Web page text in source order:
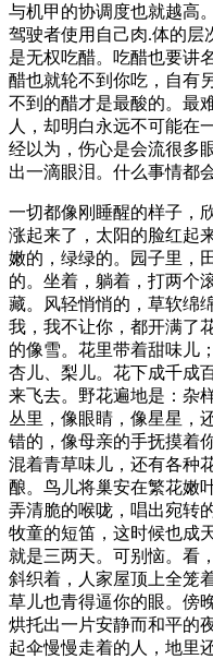
与机甲的协调度也就越高
驾驶者使用自己肉.体的层
是无权吃醋。吃醋也要讲
醋也就轮不到你吃，自有
不到的醋才是最酸的。最
人，却明白永远不可能在
经以为，伤心是会流很多
出一滴眼泪。什么事情都
一切都像刚睡醒的样子，
涨起来了，太阳的脸红起
嫩的，绿绿的。园子里，
的。坐着，躺着，打两个
藏。风轻悄悄的，草软绵
我，我不让你，都开满了
的像雪。花里带着甜味儿
杏儿、梨儿。花下成千成
来飞去。野花遍地是：杂
丛里，像眼睛，像星星，
错的，像母亲的手抚摸着
混着青草味儿，还有各种
酿。鸟儿将巢安在繁花嫩
弄清脆的喉咙，唱出宛转
牧童的短笛，这时候也成
就是三两天。可别恼。看
斜织着，人家屋顶上全笼
草儿也青得逼你的眼。傍
烘托出一片安静而和平的
起伞慢慢走着的人，地里